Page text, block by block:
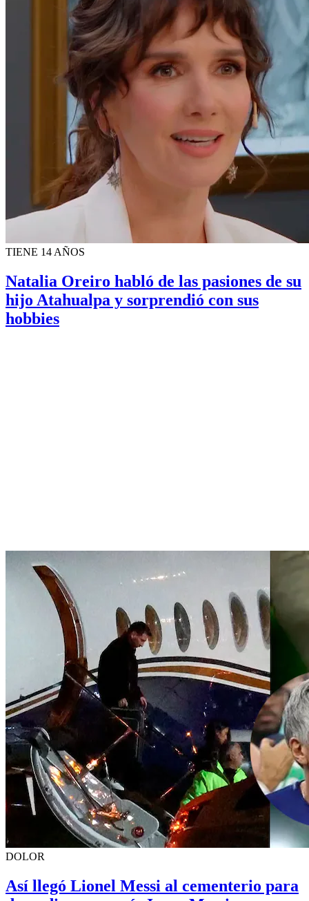
TIENE 14 AÑOS
Natalia Oreiro habló de las pasiones de su
hijo Atahualpa y sorprendió con sus
hobbies
DOLOR
Así llegó Lionel Messi al cementerio para